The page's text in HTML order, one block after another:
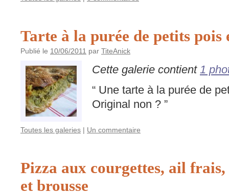
Tarte à la purée de petits pois
Publié le 10/06/2011 par TiteAnick
Cette galerie contient 1
“ Une tarte à la purée de
Original non ? ”
Toutes les galeries | Un commentaire
Pizza aux courgettes, ail frais,
et brousse